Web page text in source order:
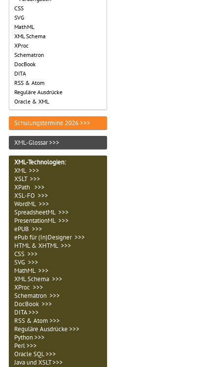
CSS
SVG
MathML
XML Schema
XProc
Schematron
DocBook
DITA
RSS & Atom
Reguläre Ausdrücke
Oracle & XML
Schulungstermine 2026 >>>
XML-Glossar >>>
XML-Technologien:
XML >>>
XSLT >>>
XPath >>>
XSL-FO >>>
WordML >>>
SpreadsheetML >>>
PresentationML >>>
ePUB >>>
ePub für (In)Designer >>>
HTML & XHTML >>>
CSS >>>
SVG >>>
MathML >>>
XML Schema >>>
XProc >>>
Schematron >>>
DocBook >>>
DITA >>>
RSS & Atom >>>
Reguläre Ausdrücke >>>
Python >>>
Perl >>>
Oracle SQL >>>
Java und XSLT >>>